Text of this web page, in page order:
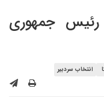
جمهوری
انتخاب سردبیر